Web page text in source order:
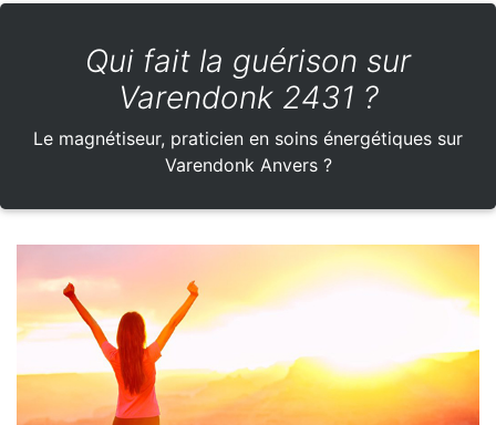
Qui fait la guérison sur
Varendonk 2431 ?
Le magnétiseur, praticien en soins énergétiques sur
Varendonk Anvers ?